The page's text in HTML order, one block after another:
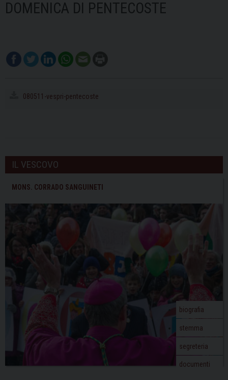
DOMENICA DI PENTECOSTE
080511-vespri-pentecoste
IL VESCOVO
MONS. CORRADO SANGUINETI
biografia
stemma
segreteria
documenti